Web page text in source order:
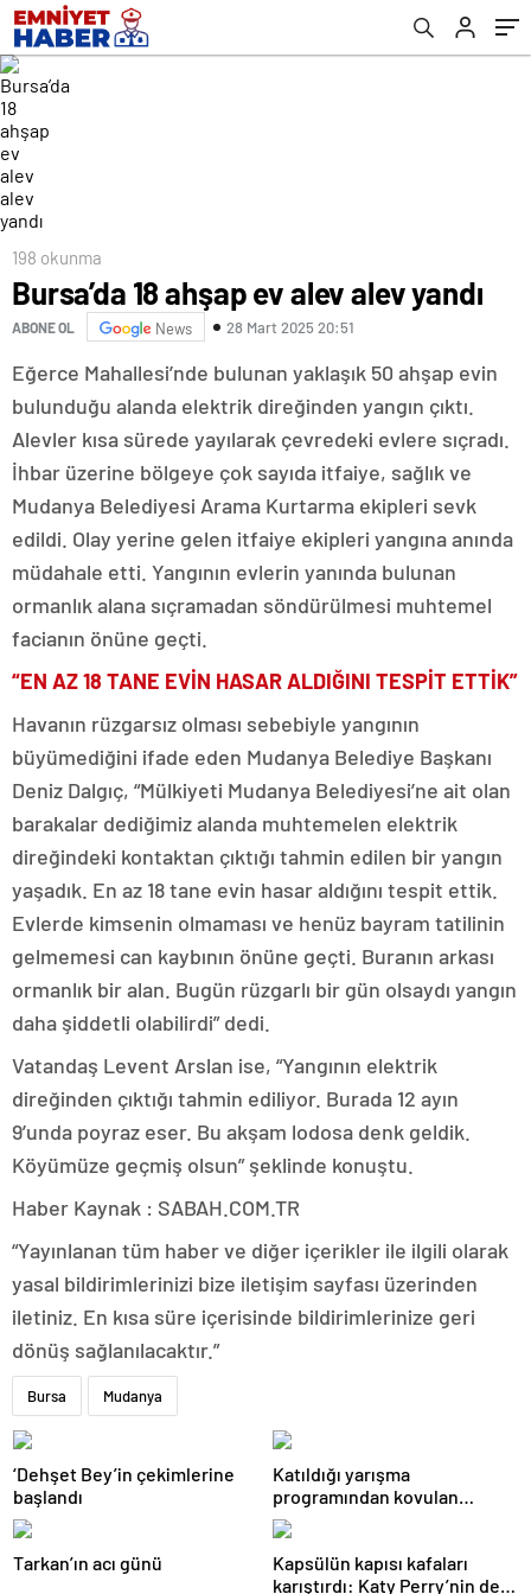
198 okunma
Bursa’da 18 ahşap ev alev alev yandı
ABONE OL News 28 Mart 2025 20:51
Eğerce Mahallesi’nde bulunan yaklaşık 50 ahşap evin
bulunduğu alanda elektrik direğinden yangın çıktı.
Alevler kısa sürede yayılarak çevredeki evlere sıçradı.
İhbar üzerine bölgeye çok sayıda itfaiye, sağlık ve
Mudanya Belediyesi Arama Kurtarma ekipleri sevk
edildi. Olay yerine gelen itfaiye ekipleri yangına anında
müdahale etti. Yangının evlerin yanında bulunan
ormanlık alana sıçramadan söndürülmesi muhtemel
facianın önüne geçti.
“EN AZ 18 TANE EVİN HASAR ALDIĞINI TESPİT ETTİK”
Havanın rüzgarsız olması sebebiyle yangının
büyümediğini ifade eden Mudanya Belediye Başkanı
Deniz Dalgıç, “Mülkiyeti Mudanya Belediyesi’ne ait olan
barakalar dediğimiz alanda muhtemelen elektrik
direğindeki kontaktan çıktığı tahmin edilen bir yangın
yaşadık. En az 18 tane evin hasar aldığını tespit ettik.
Evlerde kimsenin olmaması ve henüz bayram tatilinin
gelmemesi can kaybının önüne geçti. Buranın arkası
ormanlık bir alan. Bugün rüzgarlı bir gün olsaydı yangın
daha şiddetli olabilirdi” dedi.
Vatandaş Levent Arslan ise, “Yangının elektrik
direğinden çıktığı tahmin ediliyor. Burada 12 ayın
9’unda poyraz eser. Bu akşam lodosa denk geldik.
Köyümüze geçmiş olsun” şeklinde konuştu.
Haber Kaynak : SABAH.COM.TR
“Yayınlanan tüm haber ve diğer içerikler ile ilgili olarak
yasal bildirimlerinizi bize iletişim sayfası üzerinden
iletiniz. En kısa süre içerisinde bildirimlerinize geri
dönüş sağlanılacaktır.”
Bursa Mudanya
‘Dehşet Bey’in çekimlerine
başlandı
Katıldığı yarışma
programından kovulan
Mickey Rourke TV kanalına
dava açacak
Tarkan’ın acı günü
Kapsülün kapısı kafaları
karıştırdı: Katy Perry’nin de